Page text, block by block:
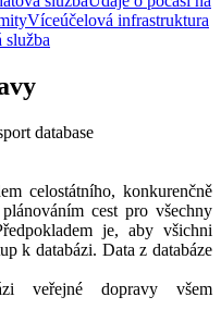
Víceúčelová infrastruktura
služba
database
celostátního, konkurenčně
cest pro všechny
je, aby všichni
k databázi. Data z databáze
veřejné dopravy všem